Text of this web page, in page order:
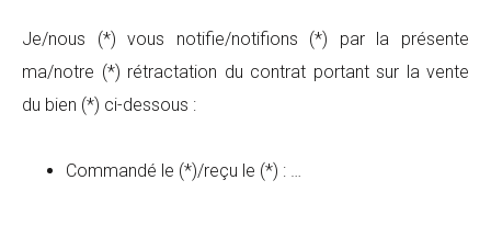
Je/nous (*) vous notifie/notifions (*) par la présente
ma/notre (*) rétractation du contrat portant sur la vente
du bien (*) ci-dessous :
Commandé le (*)/reçu le (*) : …